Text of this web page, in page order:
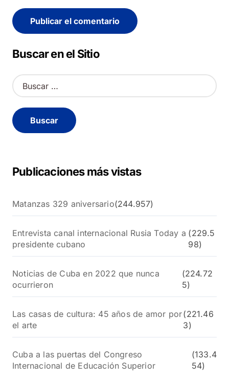
Alternative:
Buscar en el Sitio
B
u
c
a
Publicaciones más vistas
Matanzas 329 aniversario(244.957)
Entrevista canal internacional Rusia Today a
presidente cubano
(229.5
98)
Noticias de Cuba en 2022 que nunca
ocurrieron
(224.72
5)
Las casas de cultura: 45 años de amor por
el arte
(221.46
3)
Cuba a las puertas del Congreso
Internacional de Educación Superior
(133.4
54)